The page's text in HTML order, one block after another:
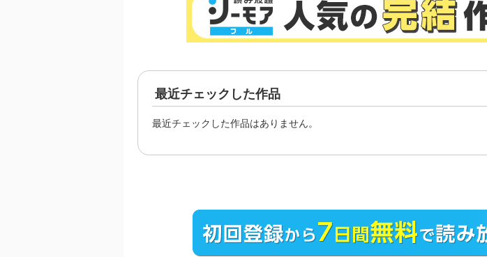
最近チェックした作品
最近チェックした作品はありません。